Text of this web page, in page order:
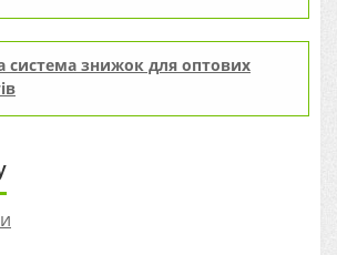
система знижок для оптових